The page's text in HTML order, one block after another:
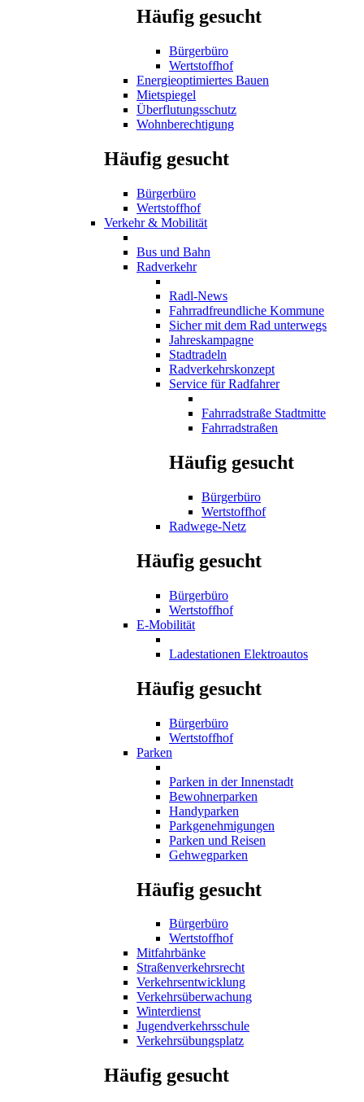
Häufig gesucht
Bürgerbüro
Wertstoffhof
Energieoptimiertes Bauen
Mietspiegel
Überflutungsschutz
Wohnberechtigung
Häufig gesucht
Bürgerbüro
Wertstoffhof
Verkehr & Mobilität
Bus und Bahn
Radverkehr
Radl-News
Fahrradfreundliche Kommune
Sicher mit dem Rad unterwegs
Jahreskampagne
Stadtradeln
Radverkehrskonzept
Service für Radfahrer
Fahrradstraße Stadtmitte
Fahrradstraßen
Häufig gesucht
Bürgerbüro
Wertstoffhof
Radwege-Netz
Häufig gesucht
Bürgerbüro
Wertstoffhof
E-Mobilität
Ladestationen Elektroautos
Häufig gesucht
Bürgerbüro
Wertstoffhof
Parken
Parken in der Innenstadt
Bewohnerparken
Handyparken
Parkgenehmigungen
Parken und Reisen
Gehwegparken
Häufig gesucht
Bürgerbüro
Wertstoffhof
Mitfahrbänke
Straßenverkehrsrecht
Verkehrsentwicklung
Verkehrsüberwachung
Winterdienst
Jugendverkehrsschule
Verkehrsübungsplatz
Häufig gesucht